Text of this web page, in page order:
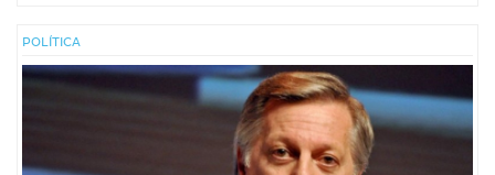
POLÍ­TICA